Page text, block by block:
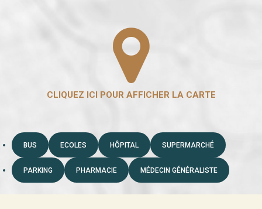
BUS ECOLES HÔPITAL SUPERMARCHÉ
PARKING PHARMACIE MÉDECIN GÉNÉRALISTE